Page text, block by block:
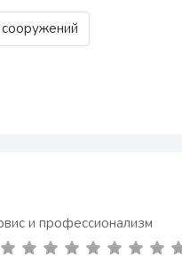
и профессионализм